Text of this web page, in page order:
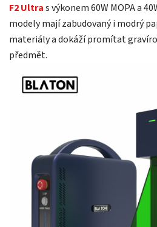
F2 Ultras výkonem 60W MOPA a
modely mají zabudovaný i modrý
materiály a dokáží promítat
předmět.